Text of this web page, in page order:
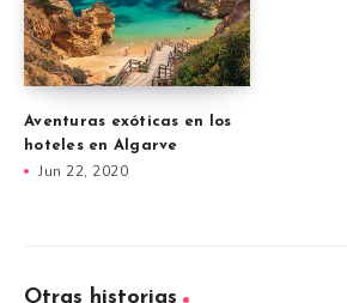
Aventuras exóticas en los
hoteles en Algarve
Jun 22, 2020
Otras historias